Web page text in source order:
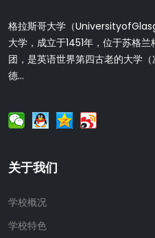
格拉斯哥大学（
大学，成立于1451年，位于苏格
团，是英语世界第四古老的大学
德...
关于我们
学校概况
学校特色